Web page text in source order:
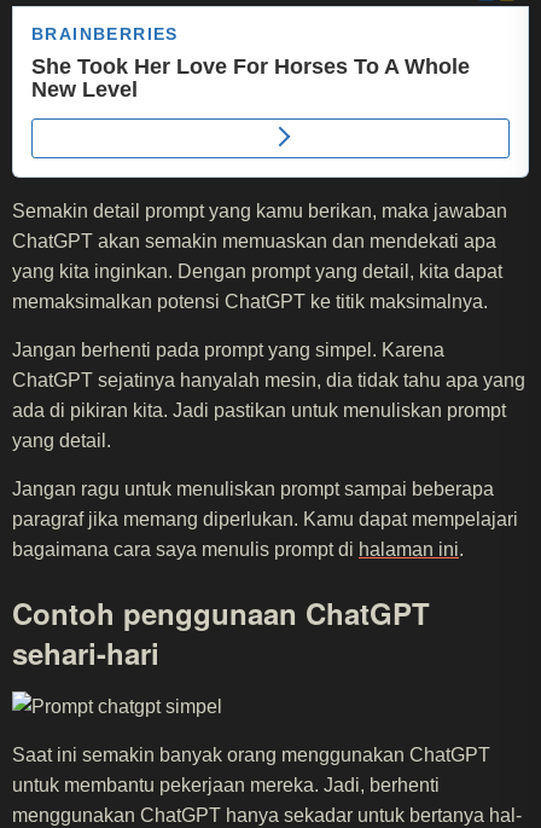
Semakin detail prompt yang kamu berikan, maka jawaban
ChatGPT akan semakin memuaskan dan mendekati apa
yang kita inginkan. Dengan prompt yang detail, kita dapat
memaksimalkan potensi ChatGPT ke titik maksimalnya.
Jangan berhenti pada prompt yang simpel. Karena
ChatGPT sejatinya hanyalah mesin, dia tidak tahu apa yang
ada di pikiran kita. Jadi pastikan untuk menuliskan prompt
yang detail.
Jangan ragu untuk menuliskan prompt sampai beberapa
paragraf jika memang diperlukan. Kamu dapat mempelajari
bagaimana cara saya menulis prompt di halaman ini.
Contoh penggunaan ChatGPT
sehari-hari
Saat ini semakin banyak orang menggunakan ChatGPT
untuk membantu pekerjaan mereka. Jadi, berhenti
menggunakan ChatGPT hanya sekadar untuk bertanya hal-